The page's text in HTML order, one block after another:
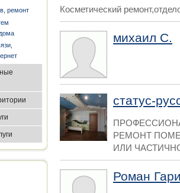
ремонт
Косметический
михаил С.
статус-
РЕМОНТ
ИЛИ
Роман